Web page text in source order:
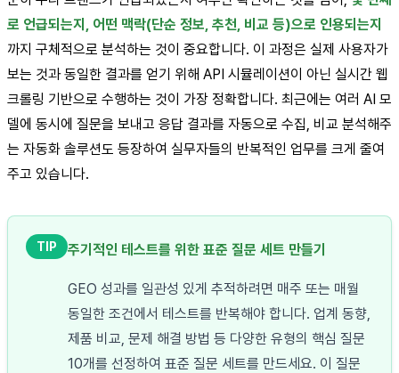
로 언급되는지, 어떤 맥락(단순 정보, 추천, 비교 등)으로 인용되는지
까지 구체적으로 분석하는 것이 중요합니다. 이 과정은 실제 사용자가
보는 것과 동일한 결과를 얻기 위해 API 시뮬레이션이 아닌 실시간 웹
크롤링 기반으로 수행하는 것이 가장 정확합니다. 최근에는 여러 AI 모
델에 동시에 질문을 보내고 응답 결과를 자동으로 수집, 비교 분석해주
는 자동화 솔루션도 등장하여 실무자들의 반복적인 업무를 크게 줄여
주고 있습니다.
TIP 주기적인 테스트를 위한 표준 질문 세트 만들기
GEO 성과를 일관성 있게 추적하려면 매주 또는 매월
동일한 조건에서 테스트를 반복해야 합니다. 업계 동향,
제품 비교, 문제 해결 방법 등 다양한 유형의 핵심 질문
10개를 선정하여 표준 질문 세트를 만드세요. 이 질문